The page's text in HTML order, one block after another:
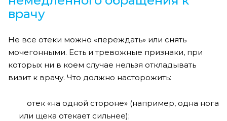
врачу
Не все отеки можно «переждать» или снять
мочегонными. Есть и тревожные признаки, при
которых ни в коем случае нельзя откладывать
визит к врачу. Что должно насторожить:
отек «на одной стороне» (например, одна нога
или щека отекает сильнее);